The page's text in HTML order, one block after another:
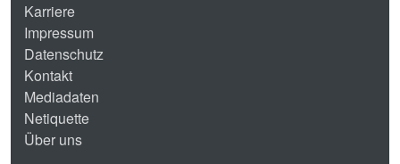
Karriere
Impressum
Datenschutz
Kontakt
Mediadaten
Netiquette
Über uns